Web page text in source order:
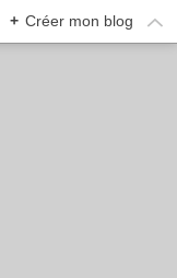
+ Créer mon blog